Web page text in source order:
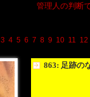
管理人の判断
3 4 5 6 7 8 9 10 11 12
863: 足跡の